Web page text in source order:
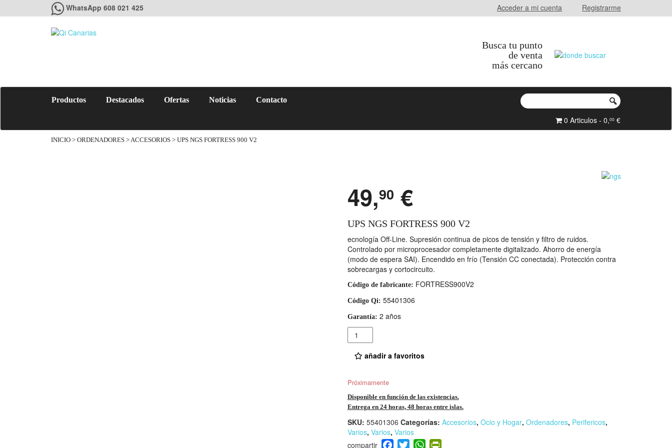
WhatsApp 608 021 425 Acceder a mi cuenta Registrarme
Busca tu punto
de venta
más cercano
Productos Destacados Ofertas Noticias Contacto
0 Articulos - 0,00 €
INICIO > ORDENADORES >ACCESORIOS > UPS NGS FORTRESS 900 V2
49,90 €
UPS NGS FORTRESS 900 V2
ecnología Off-Line. Supresión continua de picos de tensión y filtro de ruidos.
Controlado por microprocesador completamente digitalizado. Ahorro de energía
(modo de espera SAI). Encendido en frío (Tensión CC conectada). Protección contra
sobrecargas y cortocircuito.
Código de fabricante: FORTRESS900V2
Código Qi: 55401306
Garantía: 2 años
Cantidad
añadir a favoritos
Próximamente
Disponible en función de las existencias.
Entrega en 24 horas, 48 horas entre islas.
SKU: 55401306 Categorías: Accesorios, Ocio y Hogar, Ordenadores, Perifericos,
Varios, Varios, Varios
F T W Pr